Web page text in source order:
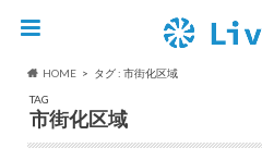
HOME
タグ : 市街化区域
TAG
市街化区域